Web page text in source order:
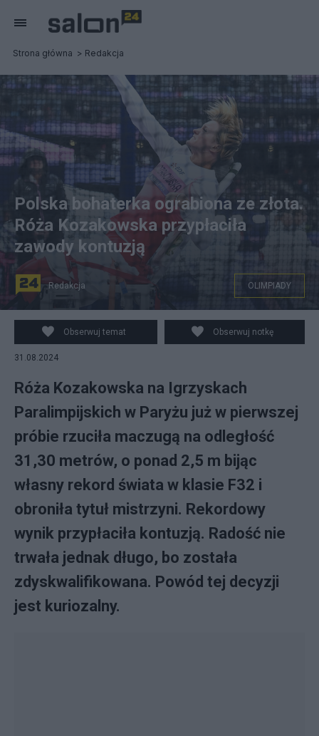
Strona główna Redakcja
Róża Kozakowska na Igrzyska Paralimpijskich w Paryżu.
Fot. PAP/Polski Komitet Paralimpijski
Polska bohaterka ograbiona ze złota.
Róża Kozakowska przypłaciła
zawody kontuzją
Redakcja OLIMPIADY
Obserwuj temat Obserwuj notkę
31.08.2024
Róża Kozakowska na Igrzyskach
Paralimpijskich w Paryżu już w pierwszej
próbie rzuciła maczugą na odległość
31,30 metrów, o ponad 2,5 m bijąc
własny rekord świata w klasie F32 i
obroniła tytuł mistrzyni. Rekordowy
wynik przypłaciła kontuzją. Radość nie
trwała jednak długo, bo została
zdyskwalifikowana. Powód tej decyzji
jest kuriozalny.